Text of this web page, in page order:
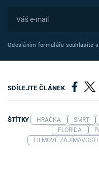
Odesláním formuláře souhlasíte
SDÍLEJTE ČLÁNEK
ŠTÍTKY HRAČKA SMRT
FLORIDA
FILMOVÉ ZAJÍMAVOSTI